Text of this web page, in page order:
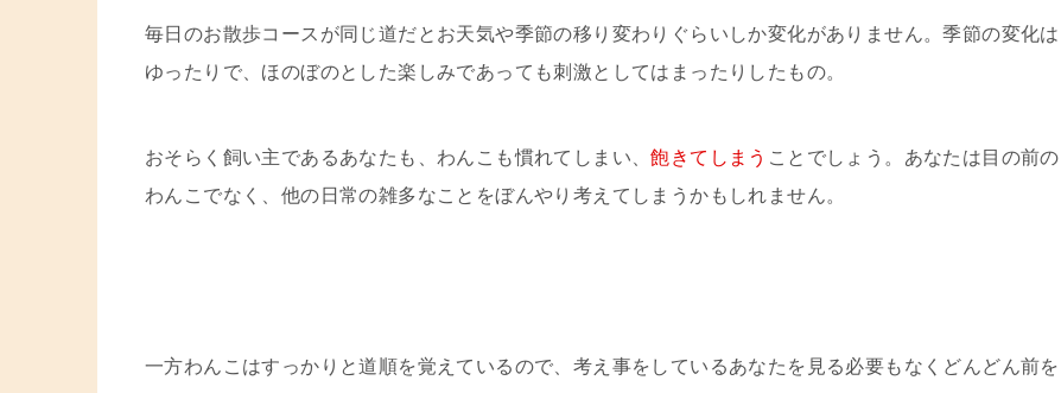
毎日のお散歩コースが同じ道だとお天気や季節の移り変わりぐらいしか変化がありません。季節の変化は
ゆったりで、ほのぼのとした楽しみであっても刺激としてはまったりしたもの。
おそらく飼い主であるあなたも、わんこも慣れてしまい、飽きてしまう ことでしょう。あなたは目の前の
わんこでなく、他の日常の雑多なことをぼんやり考えてしまうかもしれません。
一方わんこはすっかりと道順を覚えているので、考え事をしているあなたを見る必要もなくどんどん前を